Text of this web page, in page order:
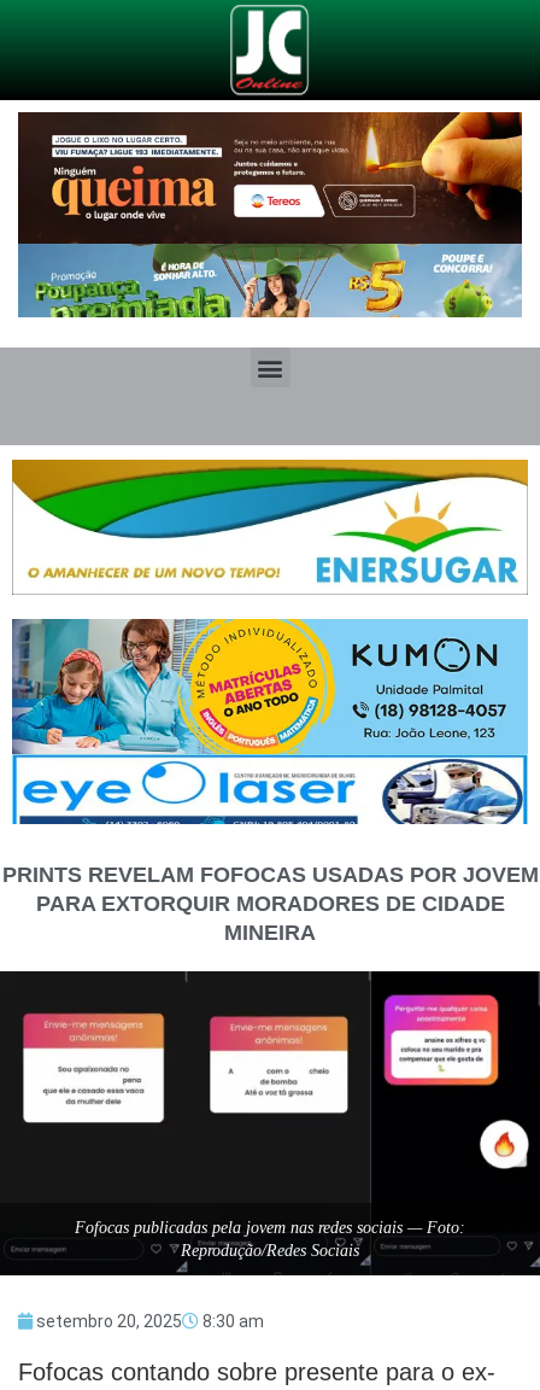
PRINTS REVELAM FOFOCAS USADAS POR JOVEM
PARA EXTORQUIR MORADORES DE CIDADE
MINEIRA
Fofocas publicadas pela jovem nas redes sociais — Foto:
Reprodução/Redes Sociais
setembro 20, 2025 8:30 am
Fofocas contando sobre presente para o ex-